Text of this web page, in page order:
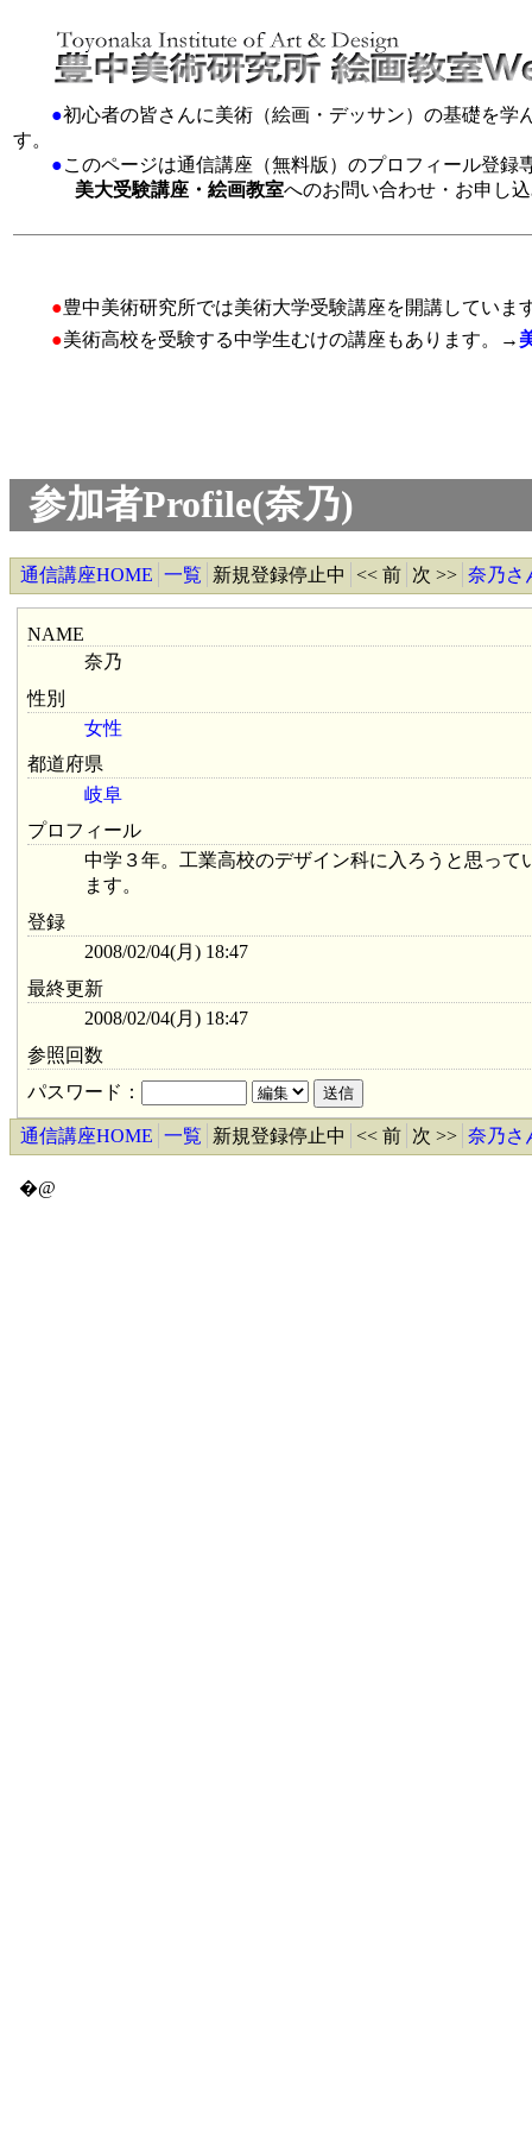
●初心者の皆さんに美術（絵画・デッサン）の基礎を
す。
●このページは通信講座（無料版）のプロフィール登録
美大受験講座・絵画教室へのお問い合わせ・お申し
●豊中美術研究所では美術大学受験講座を開講していま
●美術高校を受験する中学生むけの講座もあります。→
参加者Profile(奈乃)
通信講座HOME 一覧 新規登録停止中 << 前 次 >> 奈乃さ
NAME
奈乃
性別
女性
都道府県
岐阜
プロフィール
中学３年。工業高校のデザイン科に入ろうと思って
ます。
登録
2008/02/04(月) 18:47
最終更新
2008/02/04(月) 18:47
参照回数
パスワード：
通信講座HOME 一覧 新規登録停止中 << 前 次 >> 奈乃さ
�@